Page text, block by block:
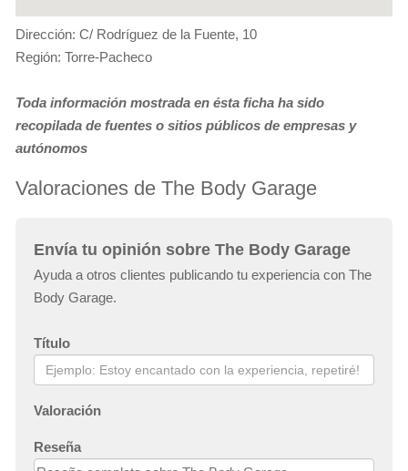
Dirección: C/ Rodríguez de la Fuente, 10
Región: Torre-Pacheco
Toda información mostrada en ésta ficha ha sido
recopilada de fuentes o sitios públicos de empresas y
autónomos
Valoraciones de The Body Garage
Envía tu opinión sobre The Body Garage
Ayuda a otros clientes publicando tu experiencia con The
Body Garage.
Título
Valoración
Reseña